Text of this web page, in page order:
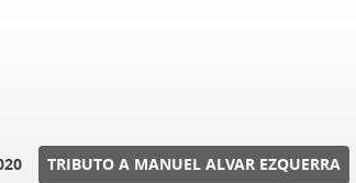
TRIBUTO A MANUEL ALVAR EZQUERRA